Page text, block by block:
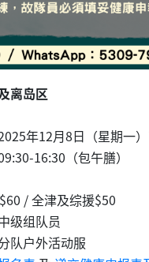
离岛区
年12月8日（星期一
16:30（包午膳）
/ 全津及综援$50
级组队员
队户外活动服